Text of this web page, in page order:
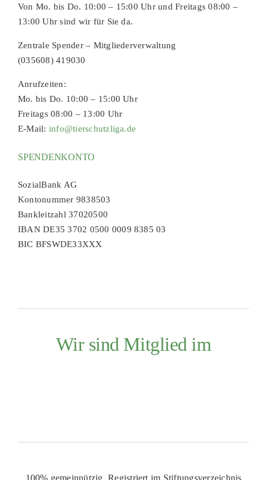
Von Mo. bis Do. 10:00 – 15:00 Uhr und Freitags 08:00 –
13:00 Uhr sind wir für Sie da.
Zentrale Spender – Mitgliederverwaltung
(035608) 419030
Anrufzeiten:
Mo. bis Do. 10:00 – 15:00 Uhr
Freitags 08:00 – 13:00 Uhr
E-Mail: info@tierschutzliga.de
SPENDENKONTO
SozialBank AG
Kontonummer 9838503
Bankleitzahl 37020500
IBAN DE35 3702 0500 0009 8385 03
BIC BFSWDE33XXX
Wir sind Mitglied im
100% gemeinnützig. Registriert im Stiftungsverzeichnis